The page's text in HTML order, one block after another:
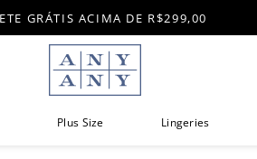
GRÁTIS ACIMA DE R$299,00
Plus Size Lingeries